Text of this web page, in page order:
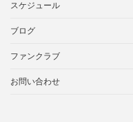
スケジュール
ブログ
ファンクラブ
お問い合わせ